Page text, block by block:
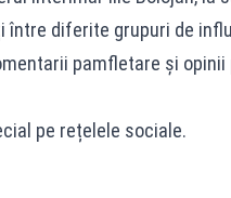
diferite grupuri de
pamfletare și opinii
pe rețelele sociale.